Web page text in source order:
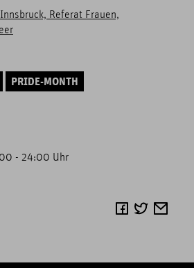
Referat Frauen,
PRIDE-MONTH
- 24:00 Uhr